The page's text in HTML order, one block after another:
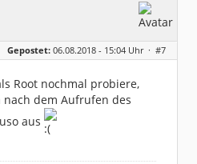
Gepostet: 06.08.2018 - 15:04 Uhr · #7
Root nochmal probiere,
dem Aufrufen des
aus